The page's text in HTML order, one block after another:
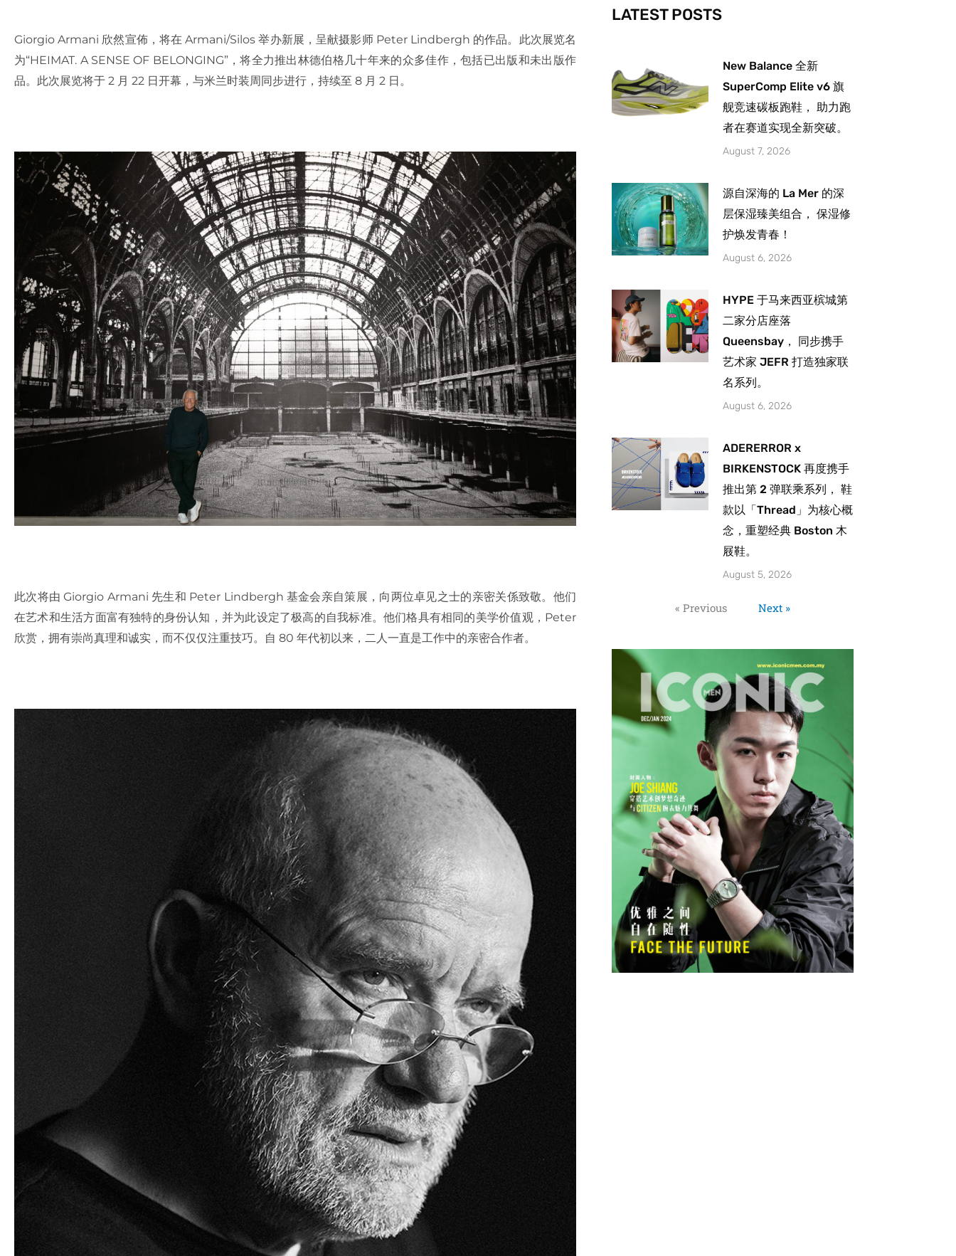
Giorgio Armani 欣然宣佈，将在 Armani/Silos 举办新展，呈献摄影师 Peter Lindbergh 的作品。此次展览名
为“HEIMAT. A SENSE OF BELONGING”，将全力推出林德伯格几十年来的众多佳作，包括已出版和未出版作
品。此次展览将于 2 月 22 日开幕，与米兰时装周同步进行，持续至 8 月 2 日。
此次将由 Giorgio Armani 先生和 Peter Lindbergh 基金会亲自策展，向两位卓见之士的亲密关係致敬。他们
在艺术和生活方面富有独特的身份认知，并为此设定了极高的自我标准。他们格具有相同的美学价值观，Peter
欣赏，拥有崇尚真理和诚实，而不仅仅注重技巧。自 80 年代初以来，二人一直是工作中的亲密合作者。
-
f
m
LATEST POSTS
New Balance 全新
SuperComp Elite v6 旗
舰竞速碳板跑鞋， 助力跑
者在赛道实现全新突破。
August 7, 2026
源自深海的 La Mer 的深
层保湿臻美组合， 保湿修
护焕发青春！
August 6, 2026
HYPE 于马来西亚槟城第
二家分店座落
Queensbay， 同步携手
艺术家 JEFR 打造独家联
名系列。
August 6, 2026
ADERERROR x
BIRKENSTOCK 再度携手
推出第 2 弹联乘系列， 鞋
款以「Thread」为核心概
念，重塑经典 Boston 木
屐鞋。
August 5, 2026
« Previous Next »